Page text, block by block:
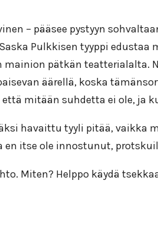
– pääsee pystyyn
Pulkkisen tyyppi
pätkän
äärellä, koska
mitään suhdetta ei ole, ja
havaittu tyyli pitää, vaikka
en itse ole innostunut,
Miten? Helppo käydä